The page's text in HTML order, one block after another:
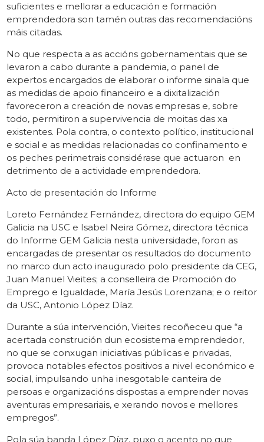
suficientes e mellorar a educación e formación
emprendedora son tamén outras das recomendacións
máis citadas.
No que respecta a as accións gobernamentais que se
levaron a cabo durante a pandemia, o panel de
expertos encargados de elaborar o informe sinala que
as medidas de apoio financeiro e a dixitalización
favoreceron a creación de novas empresas e, sobre
todo, permitiron a supervivencia de moitas das xa
existentes. Pola contra, o contexto político, institucional
e social e as medidas relacionadas co confinamento e
os peches perimetrais considérase que actuaron en
detrimento de a actividade emprendedora.
Acto de presentación do Informe
Loreto Fernández Fernández, directora do equipo GEM
Galicia na USC e Isabel Neira Gómez, directora técnica
do Informe GEM Galicia nesta universidade, foron as
encargadas de presentar os resultados do documento
no marco dun acto inaugurado polo presidente da CEG,
Juan Manuel Vieites; a conselleira de Promoción do
Emprego e Igualdade, María Jesús Lorenzana; e o reitor
da USC, Antonio López Díaz.
Durante a súa intervención, Vieites recoñeceu que “a
acertada construción dun ecosistema emprendedor,
no que se conxugan iniciativas públicas e privadas,
provoca notables efectos positivos a nivel económico e
social, impulsando unha inesgotable canteira de
persoas e organizacións dispostas a emprender novas
aventuras empresariais, e xerando novos e mellores
empregos”.
Pola súa banda López Díaz, puxo o acento no que